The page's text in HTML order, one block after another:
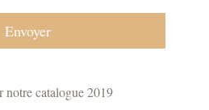
notre catalogue 2019